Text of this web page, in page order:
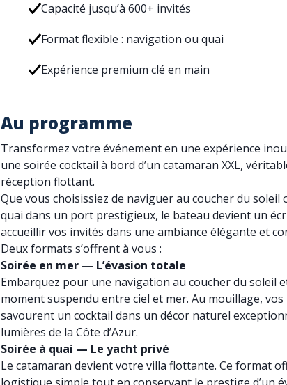
Capacité jusqu’à 600+ invités
Format flexible : navigation ou quai
Expérience premium clé en main
Au programme
Transformez votre événement en une expérience
une soirée cocktail à bord d’un catamaran XXL,
réception flottant.
Que vous choisissiez de naviguer au coucher du soleil
quai dans un port prestigieux, le bateau devient un
accueillir vos invités dans une ambiance élégante et
Deux formats s’offrent à vous :
Soirée en mer — L’évasion totale
Embarquez pour une navigation au coucher du soleil
moment suspendu entre ciel et mer. Au mouillage, vos
savourent un cocktail dans un décor naturel
lumières de la Côte d’Azur.
Soirée à quai — Le yacht privé
Le catamaran devient votre villa flottante. Ce format